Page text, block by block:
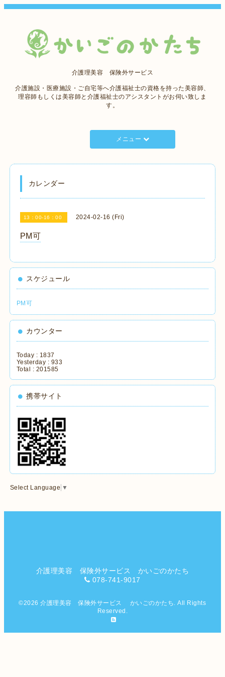
介護理美容 保険外サービス
介護施設・医療施設・ご自宅等へ介護福祉士の資格を持った美容師、
理容師もしくは美容師と介護福祉士のアシスタントがお伺い致しま
す。
メニュー
カレンダー
13：00-16：00 2024-02-16 (Fri)
PM可
スケジュール
PM可
カウンター
Today : 1837
Yesterday : 933
Total : 201585
携帯サイト
Select Language ▼
介護理美容 保険外サービス かいごのかたち
078-741-9017
©2026介護理美容 保険外サービス かいごのかたち . All Rights
Reserved.